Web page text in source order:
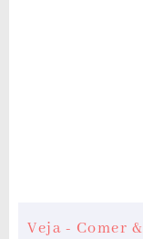
Veja - Comer